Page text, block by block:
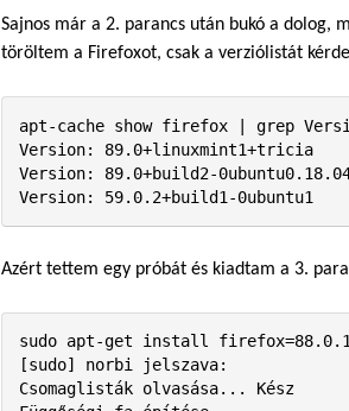
Sajnos már a 2. parancs után bukó a dolog,
töröltem a Firefoxot, csak a verziólistát
apt-cache show firefox | grep
Version: 89.0+linuxmint1+tricia
Version: 89.0+build2-
Version: 59.0.2+build1-0ubuntu1
Azért tettem egy próbát és kiadtam a 3.
sudo apt-get install
[sudo] norbi
Csomaglisták olvasása... Kész